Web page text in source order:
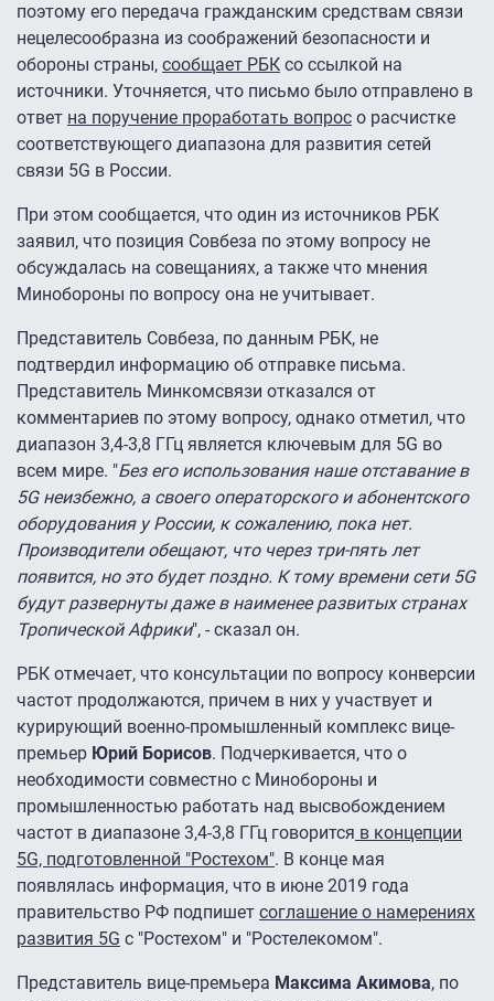
поэтому его передача гражданским средствам связи
нецелесообразна из соображений безопасности и
обороны страны, сообщает РБК со ссылкой на
источники. Уточняется, что письмо было отправлено в
ответ на поручение проработать вопрос о расчистке
соответствующего диапазона для развития сетей
связи 5G в России.
При этом сообщается, что один из источников РБК
заявил, что позиция Совбеза по этому вопросу не
обсуждалась на совещаниях, а также что мнения
Минобороны по вопросу она не учитывает.
Представитель Совбеза, по данным РБК, не
подтвердил информацию об отправке письма.
Представитель Минкомсвязи отказался от
комментариев по этому вопросу, однако отметил, что
диапазон 3,4-3,8 ГГц является ключевым для 5G во
всем мире. "Без его использования наше отставание в
5G неизбежно, а своего операторского и абонентского
оборудования у России, к сожалению, пока нет.
Производители обещают, что через три-пять лет
появится, но это будет поздно. К тому времени сети 5G
будут развернуты даже в наименее развитых странах
Тропической Африки", - сказал он.
РБК отмечает, что консультации по вопросу конверсии
частот продолжаются, причем в них у участвует и
курирующий военно-промышленный комплекс вице-
премьер Юрий Борисов. Подчеркивается, что о
необходимости совместно с Минобороны и
промышленностью работать над высвобождением
частот в диапазоне 3,4-3,8 ГГц говорится в концепции
5G, подготовленной "Ростехом". В конце мая
появлялась информация, что в июне 2019 года
правительство РФ подпишет соглашение о намерениях
развития 5G с "Ростехом" и "Ростелекомом".
Представитель вице-премьера Максима Акимова, по